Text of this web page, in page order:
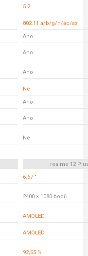
5.2
802.11 a/b/g/n/ac/ax
Ano
Ano
Ano
Ne
Ano
Ano
Ne
realme 12
6.67 "
2400 × 1080 bodů
AMOLED
AMOLED
92,65 %